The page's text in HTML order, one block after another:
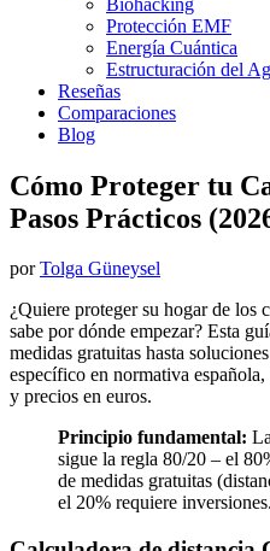
Protección EMF
Energía Cuántica
Estructuración del
Reseñas
Comparaciones
Blog
Cómo Proteger tu
Pasos Prácticos
porTolga Güneysel
¿Quiere proteger su hogar de los
sabe por dónde empezar? Esta
medidas gratuitas hasta
específico en normativa
y precios en euros.
Principio fundamental:
sigue la regla 80/20 – el
de medidas gratuitas
el 20% requiere inversiones.